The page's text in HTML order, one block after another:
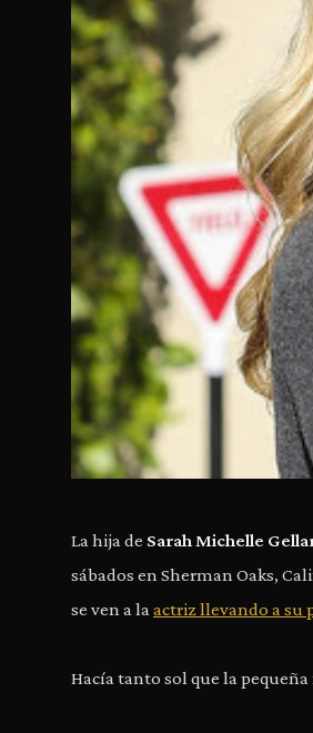
La hija de Sarah Michelle
sábados en Sherman Oaks,
se ven a la actriz llevando a su
Hacía tanto sol que la